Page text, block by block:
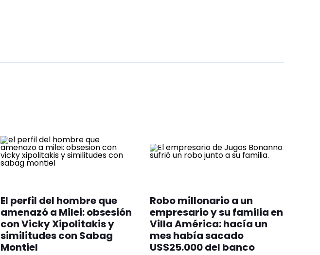
El perfil del hombre que
amenazó a Milei: obsesión
con Vicky Xipolitakis y
similitudes con Sabag
Montiel
Robo millonario a un
empresario y su familia en
Villa América: hacía un
mes había sacado
US$25.000 del banco